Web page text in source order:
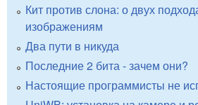
Кит против слона: о двух
изображениям
Два пути в никуда
Последние 2 бита - зачем они?
Настоящие программисты не